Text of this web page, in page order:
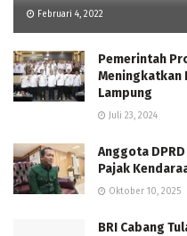
Februari 4, 2022
Pemerintah
Meningkatkan
Lampung
Juli 23, 2024
Anggota
Pajak
Oktober 10, 2025
BRI Cabang